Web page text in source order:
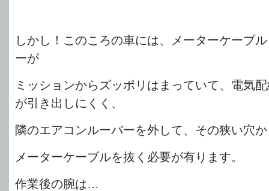
しかし！このころの車には、メーターケーブ
ーが
ミッションからズッポリはまっていて、電気
が引き出しにくく、
隣のエアコンルーバーを外して、その狭い穴
メーターケーブルを抜く必要が有ります。
作業後の腕は…